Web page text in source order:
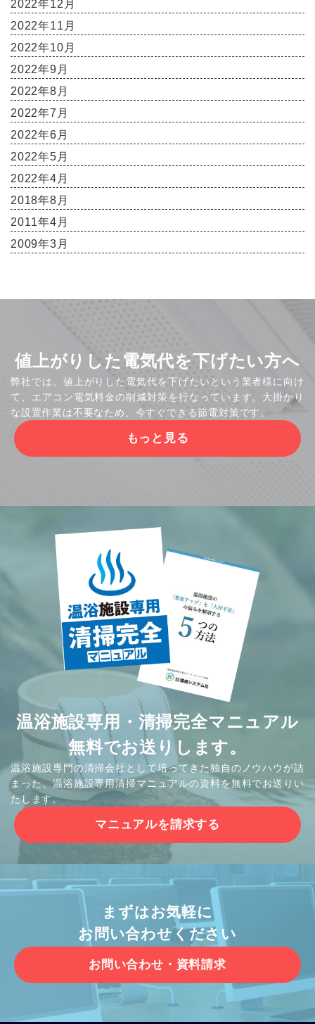
2022年12月
2022年11月
2022年10月
2022年9月
2022年8月
2022年7月
2022年6月
2022年5月
2022年4月
2018年8月
2011年4月
2009年3月
値上がりした電気代を下げたい方へ
弊社では、値上がりした電気代を下げたいという業者様に向け
て、エアコン電気料金の削減対策を行なっています。大掛かり
な設置作業は不要なため、今すぐできる節電対策です。
もっと見る
温浴施設専用・清掃完全マニュアル
無料でお送りします。
温浴施設専門の清掃会社として培ってきた独自のノウハウが詰
まった、温浴施設専用清掃マニュアルの資料を無料でお送りい
たします。
マニュアルを請求する
まずはお気軽に
お問い合わせください
お問い合わせ・資料請求